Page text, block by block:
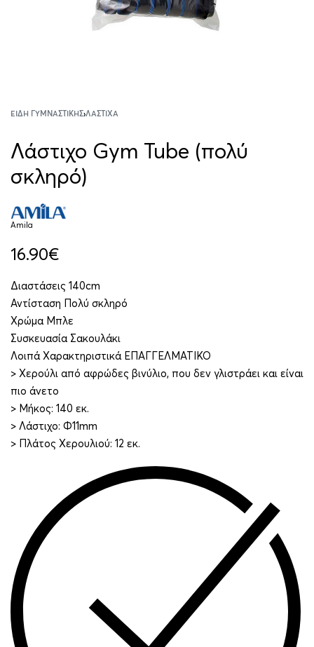
ΕΊΔΗ ΓΥΜΝΑΣΤΙΚΉΣ›ΛΆΣΤΙΧΑ
Λάστιχο Gym Tube (πολύ
σκληρό)
Amila
16.90€
Διαστάσεις 140cm
Αντίσταση Πολύ σκληρό
Χρώμα Μπλε
Συσκευασία Σακουλάκι
Λοιπά Χαρακτηριστικά ΕΠΑΓΓΕΛΜΑΤΙΚΟ
> Χερούλι από αφρώδες βινύλιο, που δεν γλιστράει και είναι
πιο άνετο
> Μήκος: 140 εκ.
> Λάστιχο: Φ11mm
> Πλάτος Χερουλιού: 12 εκ.